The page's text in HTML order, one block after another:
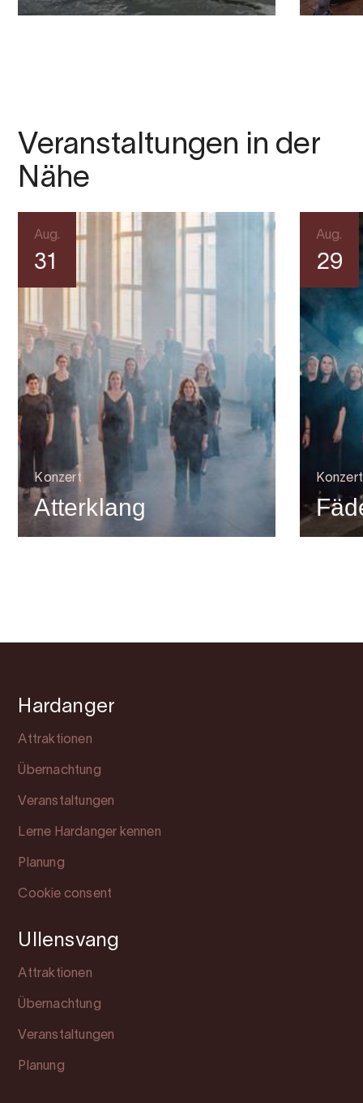
Veranstaltungen in der
Nähe
Aug.
31
Konzert
Atterklang
Aug.
29
Konzert
Hardanger
Attraktionen
Übernachtung
Veranstaltungen
Lerne Hardanger kennen
Planung
Cookie consent
Ullensvang
Attraktionen
Übernachtung
Veranstaltungen
Planung